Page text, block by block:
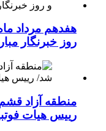
هفدهم مرداد
روز خبرنگار
منطقه آزاد
رییس هیات